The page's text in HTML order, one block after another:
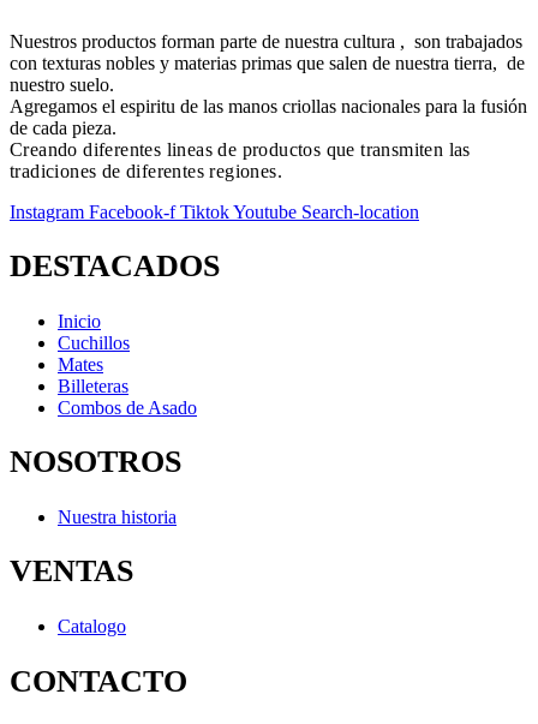
Nuestros productos forman parte de nuestra cultura , son trabajados
con texturas nobles y materias primas que salen de nuestra tierra, de
nuestro suelo.
Agregamos el espiritu de las manos criollas nacionales para la fusión
de cada pieza.
Creando diferentes lineas de productos que transmiten las
tradiciones de diferentes regiones.
Instagram Facebook-f TiktokYoutube Search-location
DESTACADOS
Inicio
Cuchillos
Mates
Billeteras
Combos de Asado
NOSOTROS
Nuestra historia
VENTAS
Catalogo
CONTACTO